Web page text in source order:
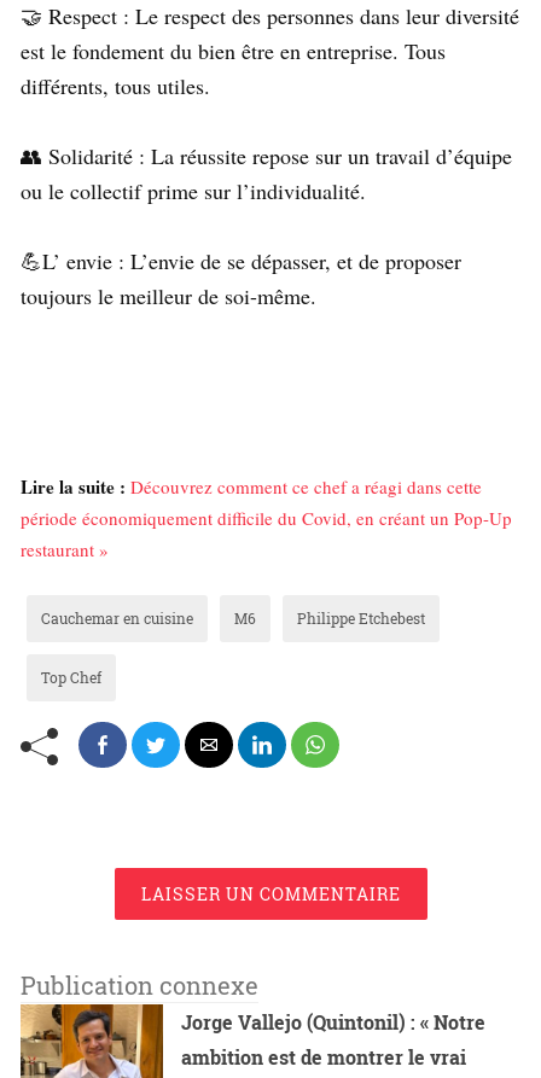
🤝 Respect : Le respect des personnes dans leur diversité
est le fondement du bien être en entreprise. Tous
différents, tous utiles.⁠
👥 Solidarité : La réussite repose sur un travail d’équipe
ou le collectif prime sur l’individualité.⁠
💪L’ envie : L’envie de se dépasser, et de proposer
toujours le meilleur de soi-même. ⁠
Lire la suite : Découvrez comment ce chef a réagi dans cette
période économiquement difficile du Covid, en créant un Pop-Up
restaurant »
Cauchemar en cuisine M6 Philippe Etchebest
Top Chef
LAISSER UN COMMENTAIRE
Publication connexe
Jorge Vallejo (Quintonil) : « Notre
ambition est de montrer le vrai